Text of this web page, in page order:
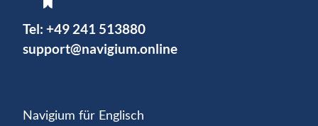
Tel: +49 241 513880
support@navigium.online
Navigium für Englisch